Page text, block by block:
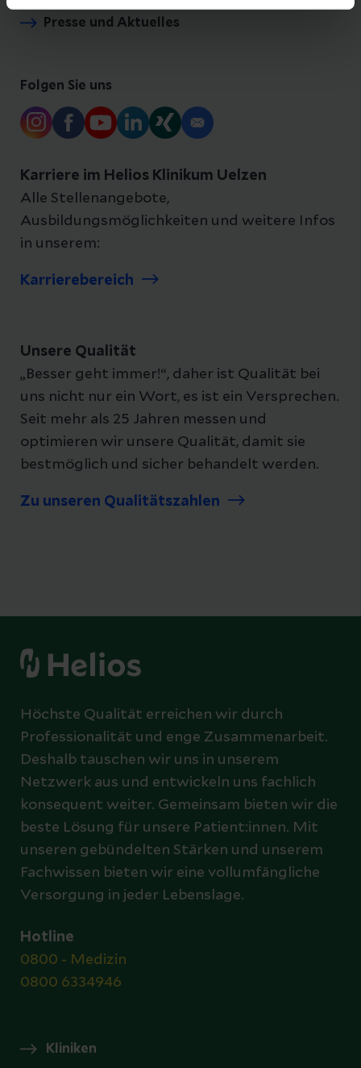
Presse und Aktuelles
Folgen Sie uns
Karriere im Helios Klinikum Uelzen
Alle Stellenangebote,
Ausbildungsmöglichkeiten und weitere Infos
in unserem:
Karrierebereich
Unsere Qualität
„Besser geht immer!“, daher ist Qualität bei
uns nicht nur ein Wort, es ist ein Versprechen.
Seit mehr als 25 Jahren messen und
optimieren wir unsere Qualität, damit sie
bestmöglich und sicher behandelt werden.
Zu unseren Qualitätszahlen
Höchste Qualität erreichen wir durch
Professionalität und enge Zusammenarbeit.
Deshalb tauschen wir uns in unserem
Netzwerk aus und entwickeln uns fachlich
konsequent weiter. Gemeinsam bieten wir die
beste Lösung für unsere Patient:innen. Mit
unseren gebündelten Stärken und unserem
Fachwissen bieten wir eine vollumfängliche
Versorgung in jeder Lebenslage.
Hotline
0800 - Medizin
0800 6334946
Kliniken